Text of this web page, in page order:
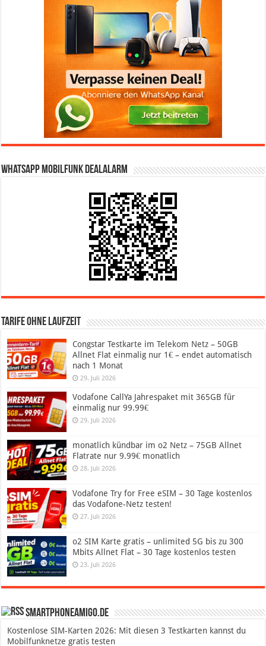
WhatsApp Mobilfunk DealAlarm
Tarife ohne Laufzeit
Congstar Testkarte im Telekom Netz – 50GB
Allnet Flat einmalig nur 1€ – endet automatisch
nach 1 Monat
29. Juli 2026
Vodafone CallYa Jahrespaket mit 365GB für
einmalig nur 99.99€
29. Juli 2026
monatlich kündbar im o2 Netz – 75GB Allnet
Flatrate nur 9.99€ monatlich
28. Juli 2026
Vodafone Try for Free eSIM – 30 Tage kostenlos
das Vodafone-Netz testen!
27. Juli 2026
o2 SIM Karte gratis – unlimited 5G bis zu 300
Mbits Allnet Flat – 30 Tage kostenlos testen
23. Juli 2026
SmartphoneAmigo.de
Kostenlose SIM-Karten 2026: Mit diesen 3 Testkarten kannst du
Mobilfunknetze gratis testen